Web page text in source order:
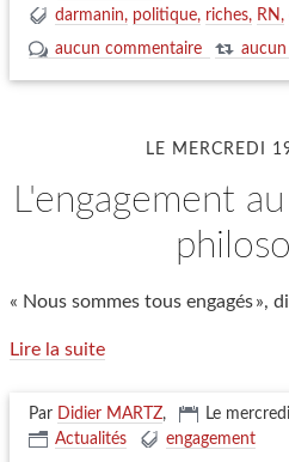
darmanin
politique riches RN
aucun commentaire
LE MERCREDI
l'engagement au vendredi de la
« Nous sommes tous engagés »,
Lire la suite
Par Didier MARTZ, Le
Actualités
engagement